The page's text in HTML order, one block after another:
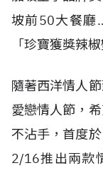
坡前50大餐廳
「珍寶獲獎辣
隨著西洋情人
愛戀情人節，
不沾手，首度
2/16推出兩款